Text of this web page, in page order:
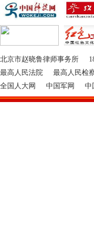
北京市赵晓鲁律师事务所
最高人民法院
最高人民检
全国人大网
中国军网 中